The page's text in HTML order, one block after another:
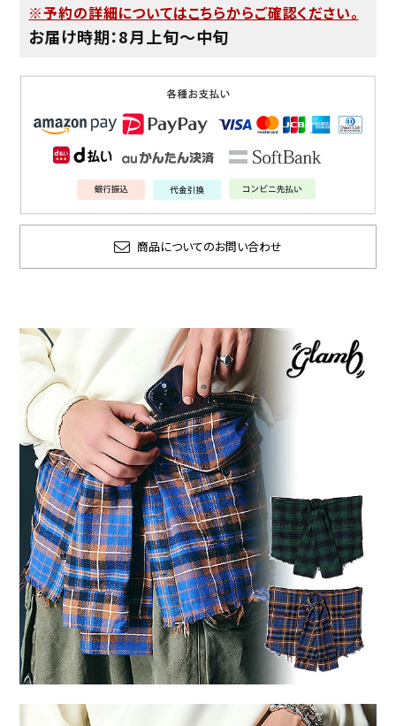
※予約の詳細についてはこちらからご確認ください。
お届け時期：8月上旬〜中旬
商品についてのお問い合わせ